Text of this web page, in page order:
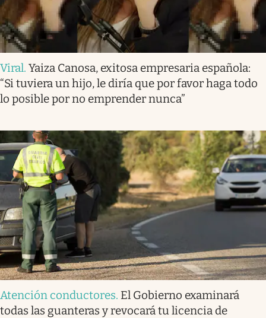
Viral. Yaiza Canosa, exitosa empresaria española:
“Si tuviera un hijo, le diría que por favor haga todo
lo posible por no emprender nunca”
Atención conductores. El Gobierno examinará
todas las guanteras y revocará tu licencia de